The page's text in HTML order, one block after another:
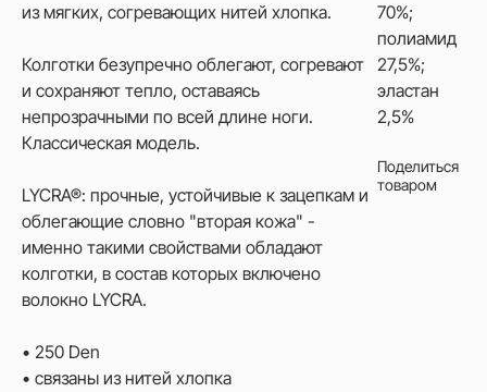
из мягких, согревающих нитей хлопка.
Колготки безупречно облегают, согревают
и сохраняют тепло, оставаясь
непрозрачными по всей длине ноги.
Классическая модель.
LYCRA®: прочные, устойчивые к зацепкам и
облегающие словно "вторая кожа" -
именно такими свойствами обладают
колготки, в состав которых включено
волокно LYCRA.
• 250 Den
• связаны из нитей хлопка
70%;
полиамид
27,5%;
эластан
2,5%
Поделиться
товаром